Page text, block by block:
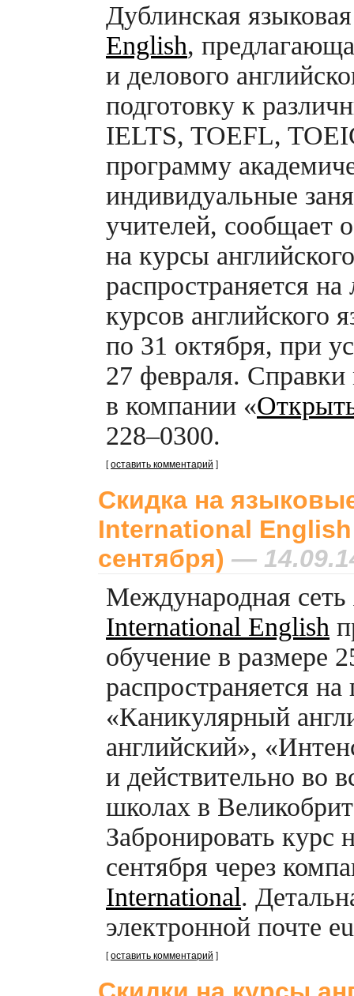
Дублинская
English,
и делового
подготовку к
IELTS, TOEFL,
программу
индивидуальные
учителей, сообщает
на курсы
распространяется
курсов английского
по 31 октября, при
27 февраля.
в компании «
228–0300.
[оставить комментарий ]
Скидка на
International
сентября) —
Международная
International English
обучение в размере
распространяется
«Каникулярный
английский»,
и действительно во
школах в
Забронировать курс
сентября через
International.
электронной почте
[оставить комментарий ]